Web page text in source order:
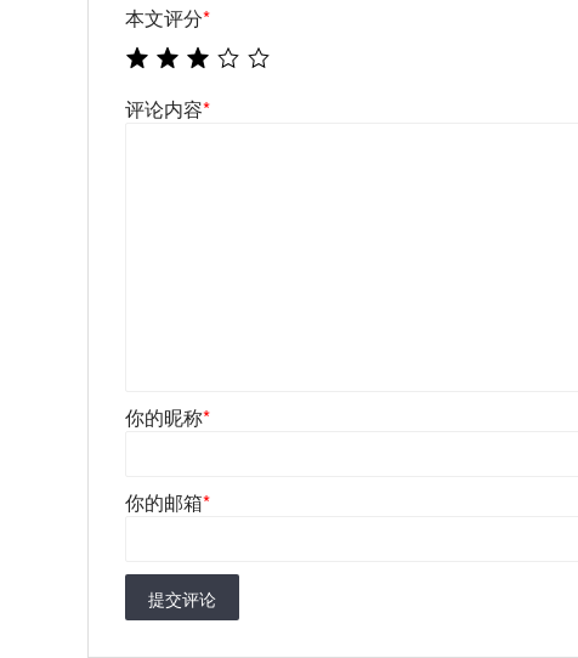
本文评分*
评论内容*
你的昵称*
你的邮箱*
提交评论